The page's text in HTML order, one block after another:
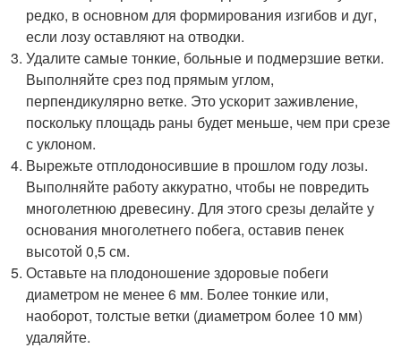
редко, в основном для формирования изгибов и дуг,
если лозу оставляют на отводки.
Удалите самые тонкие, больные и подмерзшие ветки.
Выполняйте срез под прямым углом,
перпендикулярно ветке. Это ускорит заживление,
поскольку площадь раны будет меньше, чем при срезе
с уклоном.
Вырежьте отплодоносившие в прошлом году лозы.
Выполняйте работу аккуратно, чтобы не повредить
многолетнюю древесину. Для этого срезы делайте у
основания многолетнего побега, оставив пенек
высотой 0,5 см.
Оставьте на плодоношение здоровые побеги
диаметром не менее 6 мм. Более тонкие или,
наоборот, толстые ветки (диаметром более 10 мм)
удаляйте.